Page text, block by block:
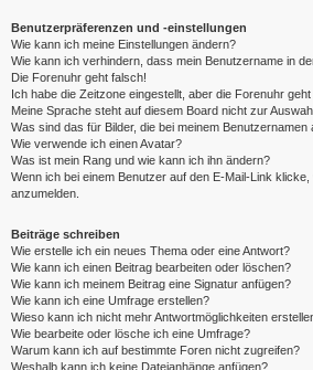
Benutzerpräferenzen und -einstellungen
Wie kann ich meine Einstellungen ändern?
Wie kann ich verhindern, dass mein Benutzername in
Die Forenuhr geht falsch!
Ich habe die Zeitzone eingestellt, aber die Forenuhr
Meine Sprache steht auf diesem Board nicht zur
Was sind das für Bilder, die bei meinem Benutzernamen
Wie verwende ich einen Avatar?
Was ist mein Rang und wie kann ich ihn ändern?
Wenn ich bei einem Benutzer auf den E-Mail-Link
anzumelden.
Beiträge schreiben
Wie erstelle ich ein neues Thema oder eine Antwort?
Wie kann ich einen Beitrag bearbeiten oder löschen?
Wie kann ich meinem Beitrag eine Signatur anfügen?
Wie kann ich eine Umfrage erstellen?
Wieso kann ich nicht mehr Antwortmöglichkeiten
Wie bearbeite oder lösche ich eine Umfrage?
Warum kann ich auf bestimmte Foren nicht zugreifen?
Weshalb kann ich keine Dateianhänge anfügen?